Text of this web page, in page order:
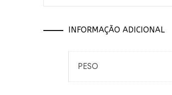
INFORMAÇÃO ADICIONAL
PESO